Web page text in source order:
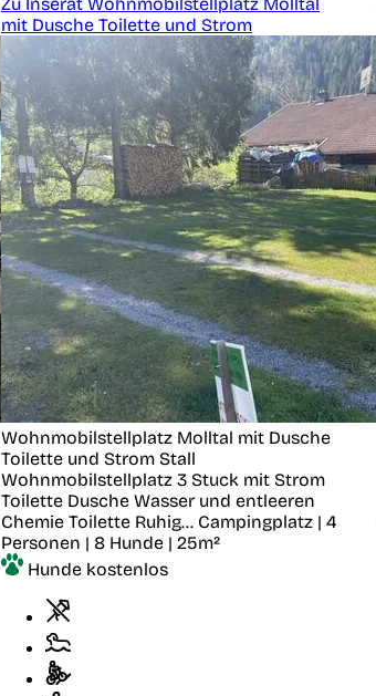
Zu Inserat Wohnmobilstellplatz Molltal
mit Dusche Toilette und Strom
Wohnmobilstellplatz Molltal mit Dusche
Toilette und Strom Stall
Wohnmobilstellplatz 3 Stuck mit Strom
Toilette Dusche Wasser und entleeren
Chemie Toilette Ruhig... Campingplatz | 4
Personen | 8 Hunde | 25m²
Hunde kostenlos